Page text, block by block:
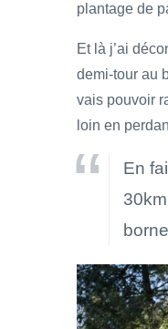
plantage de
Et là j’ai
demi-tour au
vais pouvoir
loin en
En